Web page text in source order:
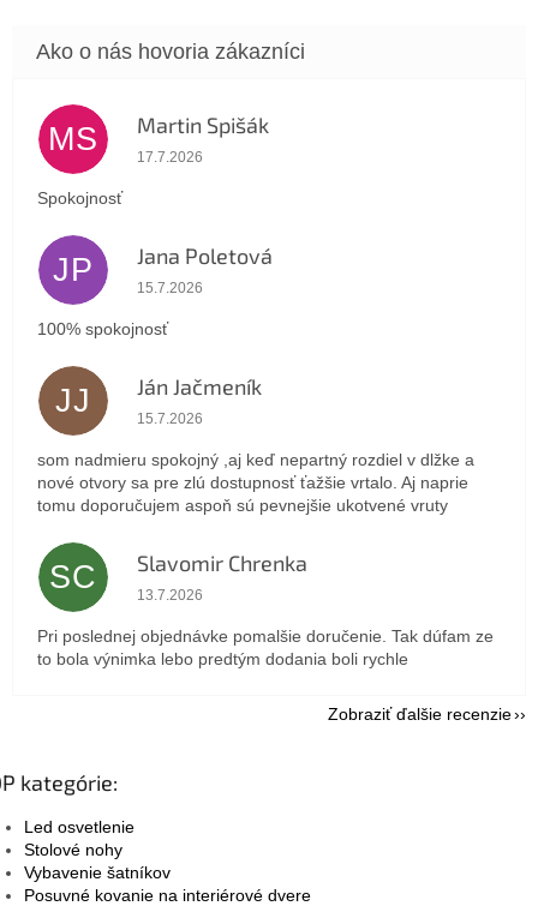
MS Martin Spišák
Hodnotenie obchodu je 5 z 5 hviezdičiek.
17.7.2026
Spokojnosť
JP Jana Poletová
Hodnotenie obchodu je 5 z 5 hviezdičiek.
15.7.2026
100% spokojnosť
JJ Ján Jačmeník
Hodnotenie obchodu je 5 z 5 hviezdičiek.
15.7.2026
som nadmieru spokojný ,aj keď nepartný rozdiel v dlžke a
nové otvory sa pre zlú dostupnosť ťažšie vrtalo. Aj naprie
tomu doporučujem aspoň sú pevnejšie ukotvené vruty
SC Slavomir Chrenka
Hodnotenie obchodu je 5 z 5 hviezdičiek.
13.7.2026
Pri poslednej objednávke pomalšie doručenie. Tak dúfam ze
to bola výnimka lebo predtým dodania boli rychle
Zobraziť ďalšie recenzie
kategórie:
Led osvetlenie
Stolové nohy
Vybavenie šatníkov
Posuvné kovanie na interiérové dvere